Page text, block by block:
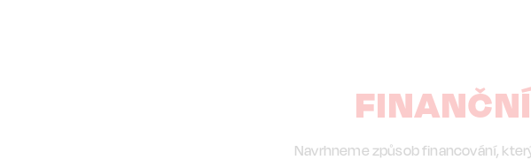
Navrhneme způsob financování,